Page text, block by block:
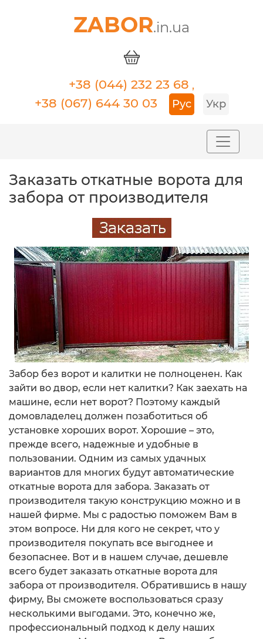
ZABOR.in.ua
+38 (044) 232 23 68 ,
+38 (067) 644 30 03 Рус Укр
Заказать откатные ворота для
забора от производителя
Забор без ворот и калитки не полноценен. Как
зайти во двор, если нет калитки? Как заехать на
машине, если нет ворот? Поэтому каждый
домовладелец должен позаботиться об
установке хороших ворот. Хорошие – это,
прежде всего, надежные и удобные в
пользовании. Одним из самых удачных
вариантов для многих будут автоматические
откатные ворота для забора. Заказать от
производителя такую конструкцию можно и в
нашей фирме. Мы с радостью поможем Вам в
этом вопросе. Ни для кого не секрет, что у
производителя покупать все выгоднее и
безопаснее. Вот и в нашем случае, дешевле
всего будет заказать откатные ворота для
забора от производителя. Обратившись в нашу
фирму, Вы сможете воспользоваться сразу
несколькими выгодами. Это, конечно же,
профессиональный подход к делу наших